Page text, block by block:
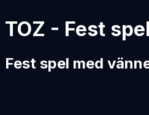
TOZ - Fest spel
Fest spel med